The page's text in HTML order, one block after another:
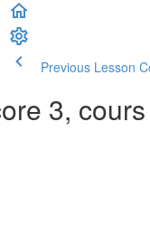
Previous Lesson
3,